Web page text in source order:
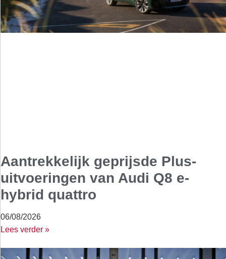
Aantrekkelijk geprijsde Plus-
uitvoeringen van Audi Q8 e-
hybrid quattro
06/08/2026
Lees verder »